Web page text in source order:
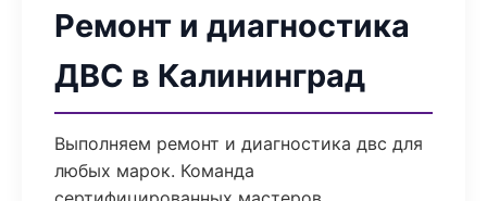
Ремонт и диагностика
ДВС в Калининград
Выполняем ремонт и диагностика двс для
любых марок. Команда